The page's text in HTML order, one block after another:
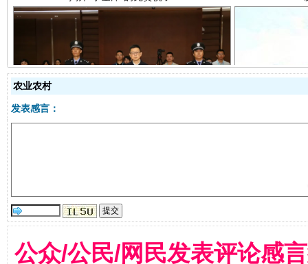
农业农村
发表感言：
公众/公民/网民发表评论感